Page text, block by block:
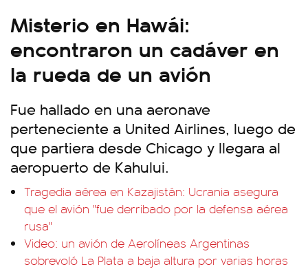
Misterio en Hawái:
encontraron un cadáver en
la rueda de un avión
Fue hallado en una aeronave
perteneciente a United Airlines, luego de
que partiera desde Chicago y llegara al
aeropuerto de Kahului.
Tragedia aérea en Kazajistán: Ucrania asegura
que el avión "fue derribado por la defensa aérea
rusa"
Video: un avión de Aerolíneas Argentinas
sobrevoló La Plata a baja altura por varias horas